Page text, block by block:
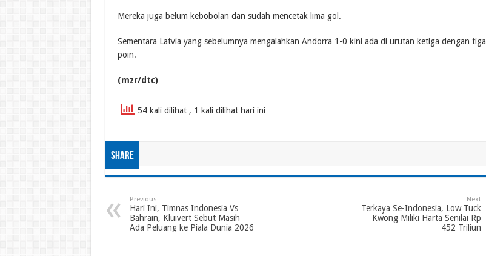
Mereka juga belum kebobolan dan sudah mencetak lima gol.
Sementara Latvia yang sebelumnya mengalahkan Andorra 1-0 kini ada di urutan ketiga dengan tiga
poin.
(mzr/dtc)
54 kali dilihat , 1 kali dilihat hari ini
Share
Previous
Hari Ini, Timnas Indonesia Vs
Bahrain, Kluivert Sebut Masih
Ada Peluang ke Piala Dunia 2026
Next
Terkaya Se-Indonesia, Low Tuck
Kwong Miliki Harta Senilai Rp
452 Triliun